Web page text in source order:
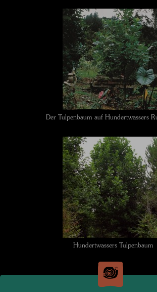
Der Tulpenbaum auf Hundertwassers
Hundertwassers Tulpenbaum